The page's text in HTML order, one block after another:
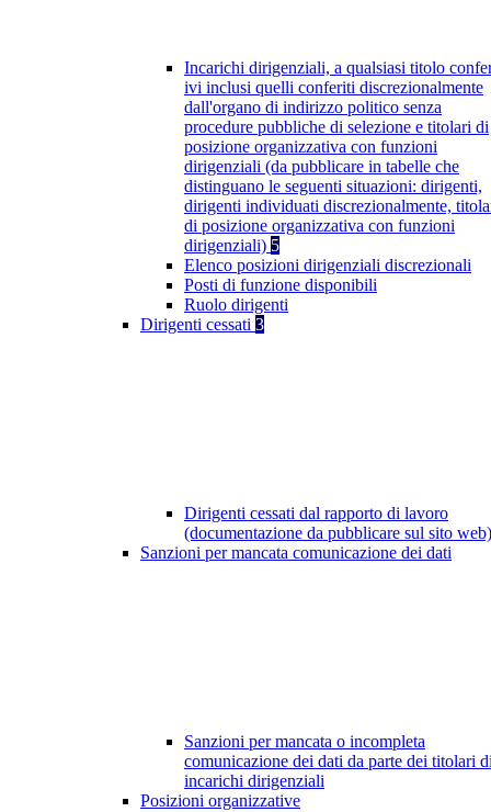
Incarichi dirigenziali, a qualsiasi titolo
ivi inclusi quelli conferiti discrezionalmente
dall'organo di indirizzo politico senza
procedure pubbliche di selezione e titolari di
posizione organizzativa con funzioni
dirigenziali (da pubblicare in tabelle che
distinguano le seguenti situazioni: dirigenti,
dirigenti individuati discrezionalmente,
di posizione organizzativa con funzioni
dirigenziali) 5
Elenco posizioni dirigenziali discrezionali
Posti di funzione disponibili
Ruolo dirigenti
Dirigenti cessati 3
Dirigenti cessati dal rapporto di lavoro
(documentazione da pubblicare sul sito
Sanzioni per mancata comunicazione dei dati
Sanzioni per mancata o incompleta
comunicazione dei dati da parte dei titolari
incarichi dirigenziali
Posizioni organizzative